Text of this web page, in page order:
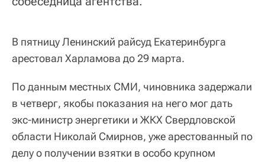
В пятницу Ленинский райсуд Екатеринбурга
арестовал Харламова до 29 марта.
По данным местных СМИ, чиновника задержали
в четверг, якобы показания на него мог дать
экс-министр энергетики и ЖКХ Свердловской
области Николай Смирнов, уже арестованный по
делу о получении взятки в особо крупном